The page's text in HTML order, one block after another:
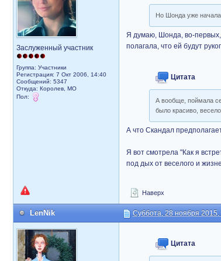
Заслуженный участник
Группа: Участники
Регистрация: 7 Окт 2006, 14:40
Сообщений: 5347
Откуда: Королев, МО
Пол:
Но Шонда уже начала
Я думаю, Шонда, во-первых,
полагала, что ей будут
Цитата
А вообще, поймала
было красиво,
А что Скандал
Я вот смотрела "Как я
под дых от веселого и
Наверх
LenNik Суббота, 28 ноября 2015,
Цитата